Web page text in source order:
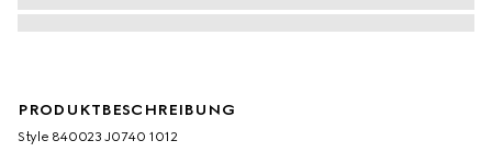
PRODUKTBESCHREIBUNG
Style ‎840023 J0740 1012